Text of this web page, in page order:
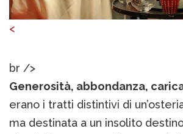
<
br />
Generosità, abbondanza,
erano i tratti distintivi di
ma destinata a un insolito